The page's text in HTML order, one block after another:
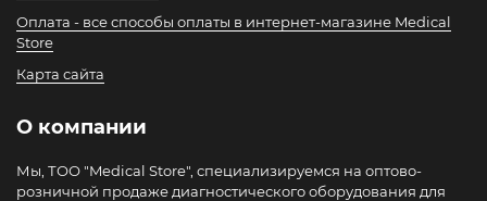
Оплата - все способы оплаты в интернет-магазине Medical
Store
Карта сайта
О компании
Мы, ТОО "Medical Store", специализируемся на оптово-
розничной продаже диагностического оборудования для